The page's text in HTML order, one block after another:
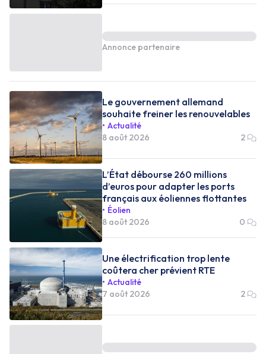
Annonce partenaire
Le gouvernement allemand
souhaite freiner les renouvelables
Actualité
8 août 2026
2
L’État débourse 260 millions
d’euros pour adapter les ports
français aux éoliennes flottantes
Éolien
8 août 2026
0
Une électrification trop lente
coûtera cher prévient RTE
Actualité
7 août 2026
2